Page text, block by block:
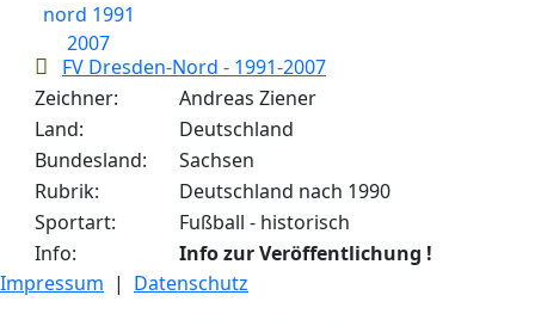
FV Dresden-Nord - 1991-2007
Zeichner:
Andreas Ziener
Land:
Deutschland
Bundesland:
Sachsen
Rubrik:
Deutschland nach 1990
Sportart:
Fußball - historisch
Info:
Info zur Veröffentlichung !
Impressum | Datenschutz